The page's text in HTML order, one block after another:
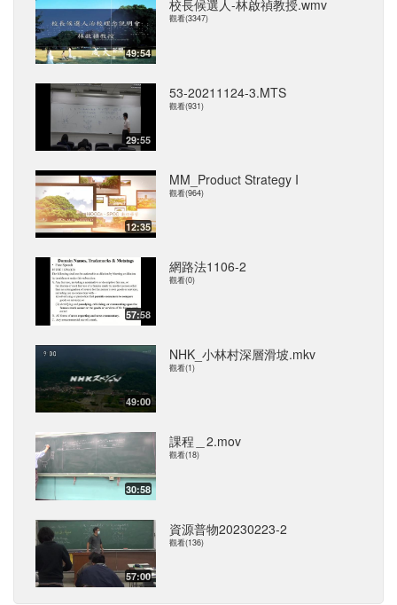
49:54
校長候選人-林啟禎教授.wmv
觀看(3347)
29:55
53-20211124-3.MTS
觀看(931)
12:35
MM_Product Strategy I
觀看(964)
57:58
網路法1106-2
觀看(0)
49:00
NHK_小林村深層滑坡.mkv
觀看(1)
30:58
課程＿2.mov
觀看(18)
57:00
資源普物20230223-2
觀看(136)